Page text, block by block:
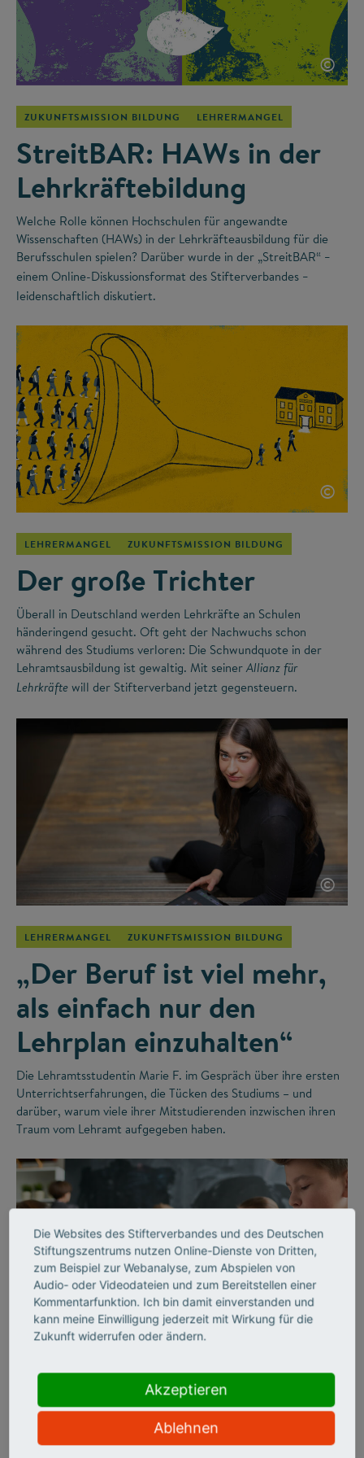
©
ZUKUNFTSMISSION BILDUNG LEHRERMANGEL
StreitBAR: HAWs in der
Lehrkräftebildung
Welche Rolle können Hochschulen für angewandte
Wissenschaften (HAWs) in der Lehrkräfteausbildung für die
Berufsschulen spielen? Darüber wurde in der „StreitBAR“ –
einem Online-Diskussionsformat des Stifterverbandes –
leidenschaftlich diskutiert.
©
LEHRERMANGEL ZUKUNFTSMISSION BILDUNG
Der große Trichter
Überall in Deutschland werden Lehrkräfte an Schulen
händeringend gesucht. Oft geht der Nachwuchs schon
während des Studiums verloren: Die Schwundquote in der
Lehramtsausbildung ist gewaltig. Mit seiner Allianz für
Lehrkräfte will der Stifterverband jetzt gegensteuern.
©
LEHRERMANGEL ZUKUNFTSMISSION BILDUNG
„Der Beruf ist viel mehr,
als einfach nur den
Lehrplan einzuhalten“
Die Lehramtsstudentin Marie F. im Gespräch über ihre ersten
Unterrichtserfahrungen, die Tücken des Studiums – und
darüber, warum viele ihrer Mitstudierenden inzwischen ihren
Traum vom Lehramt aufgegeben haben.
ZUKUNFTSMISSION BILDUNG LEHRERMANGEL
„Wir haben Schule
jahrzehntelang analog
Die Websites des Stifterverbandes und des Deutschen
Stiftungszentrums nutzen Online-Dienste von Dritten,
zum Beispiel zur Webanalyse, zum Abspielen von
Audio- oder Videodateien und zum Bereitstellen einer
Kommentarfunktion. Ich bin damit einverstanden und
kann meine Einwilligung jederzeit mit Wirkung für die
Zukunft widerrufen oder ändern.
Akzeptieren
Ablehnen